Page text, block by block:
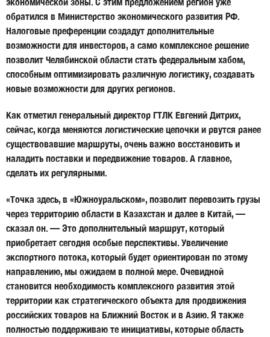
обратился в Министерство экономического развития РФ.
Налоговые преференции создадут дополнительные
возможности для инвесторов, а само комплексное решение
позволит Челябинской области стать федеральным хабом,
способным оптимизировать различную логистику, создавать
новые возможности для других регионов.
Как отметил генеральный директор ГТЛК Евгений Дитрих,
сейчас, когда меняются логистические цепочки и рвутся ранее
существовавшие маршруты, очень важно восстановить и
наладить поставки и передвижение товаров. А главное,
сделать их регулярными.
«Точка здесь, в «Южноуральском», позволит перевозить грузы
через территорию области в Казахстан и далее в Китай, —
сказал он. — Это дополнительный маршрут, который
приобретает сегодня особые перспективы. Увеличение
экспортного потока, который будет ориентирован по этому
направлению, мы ожидаем в полной мере. Очевидной
становится необходимость комплексного развития этой
территории как стратегического объекта для продвижения
российских товаров на Ближний Восток и в Азию. Я также
полностью поддерживаю те инициативы, которые область